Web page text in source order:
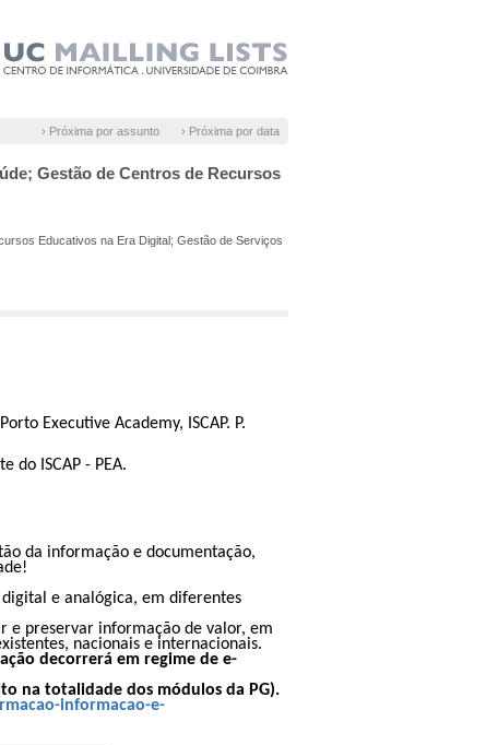
› Próxima por assunto › Próxima por data
Gestão de Centros de Recursos
Educativos na Era Digital; Gestão de Serviços
Executive Academy, ISCAP. P.
do ISCAP - PEA.
da informação e documentação,
e analógica, em diferentes
e preservar informação de valor, em
nacionais e internacionais.
decorrerá em regime de e-
na totalidade dos módulos da PG).
informacao-e-